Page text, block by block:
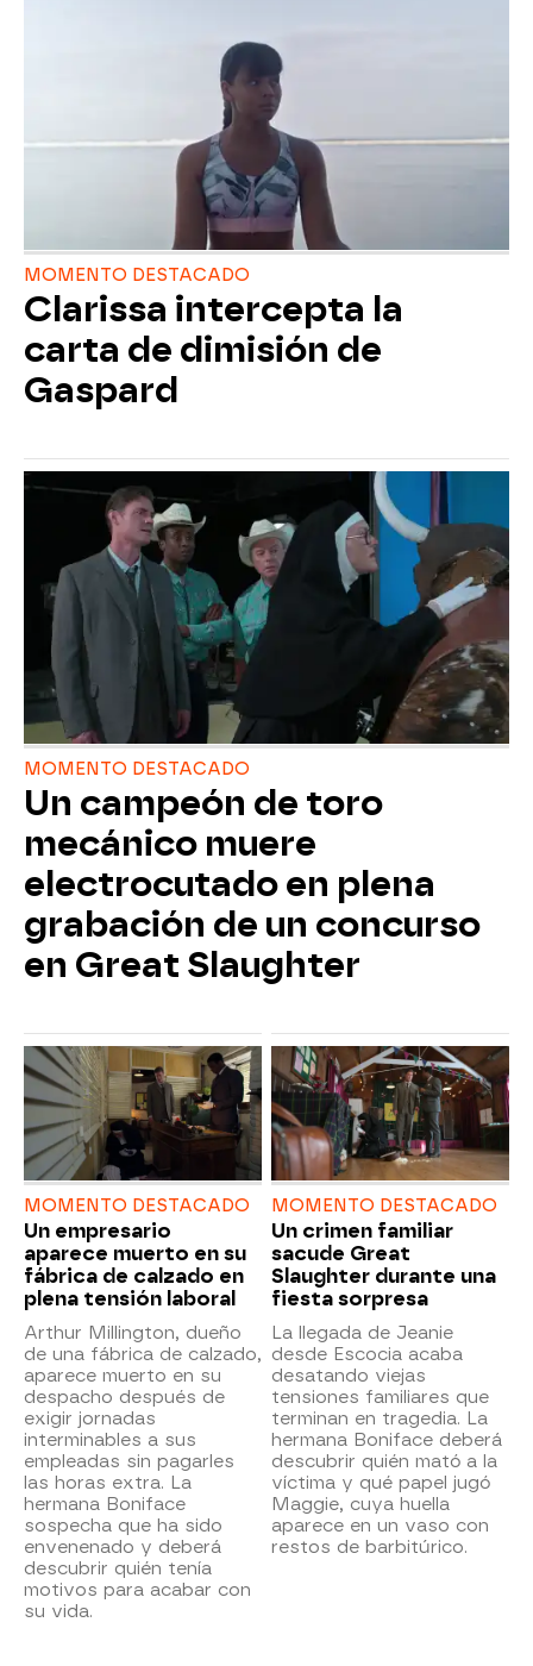
MOMENTO DESTACADO
Clarissa intercepta la
carta de dimisión de
Gaspard
MOMENTO DESTACADO
Un campeón de toro
mecánico muere
electrocutado en plena
grabación de un concurso
en Great Slaughter
MOMENTO DESTACADO
Un empresario
aparece muerto en su
fábrica de calzado en
plena tensión laboral
Arthur Millington, dueño
de una fábrica de calzado,
aparece muerto en su
despacho después de
exigir jornadas
interminables a sus
empleadas sin pagarles
las horas extra. La
hermana Boniface
sospecha que ha sido
envenenado y deberá
descubrir quién tenía
motivos para acabar con
su vida.
MOMENTO DESTACADO
Un crimen familiar
sacude Great
Slaughter durante una
fiesta sorpresa
La llegada de Jeanie
desde Escocia acaba
desatando viejas
tensiones familiares que
terminan en tragedia. La
hermana Boniface deberá
descubrir quién mató a la
víctima y qué papel jugó
Maggie, cuya huella
aparece en un vaso con
restos de barbitúrico.